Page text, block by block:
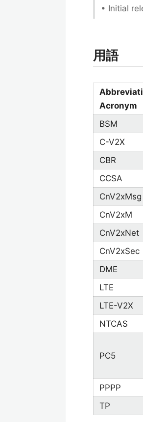
• Initial
用語
Acronym
BSM
C-V2X
CBR
CCSA
CnV2xMsg
CnV2xM
CnV2xNet
CnV2xSec
DME
LTE
LTE-V2X
NTCAS
PC5
PPPP
TP